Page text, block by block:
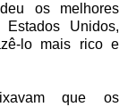
os melhores
Unidos,
lo mais rico e
que os